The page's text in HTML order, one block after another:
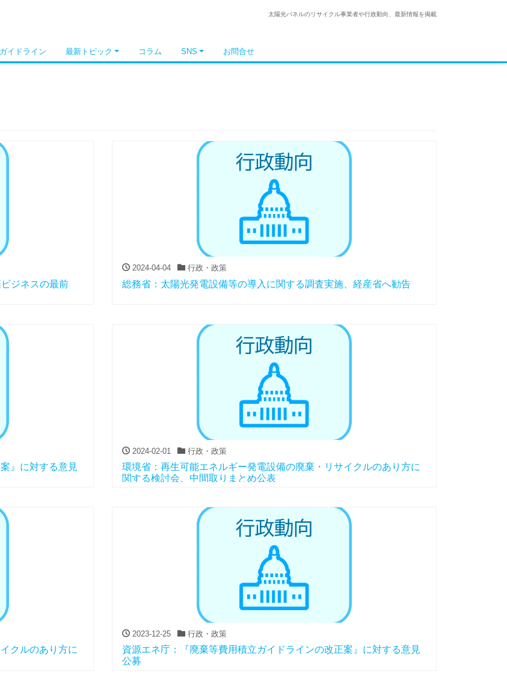
太陽光パネルのリサイクル事業者や行政動向、最新情報を掲載
イドライン 最新トピック コラム SNS お問合せ
ジネスの最前
2024-04-04 行政・政策
総務省：太陽光発電設備等の導入に関する調査実施、経産省へ勧告
』に対する意見
2024-02-01 行政・政策
環境省：再生可能エネルギー発電設備の廃棄・リサイクルのあり方に
関する検討会、中間取りまとめ公表
クルのあり方に
2023-12-25 行政・政策
資源エネ庁：『廃棄等費用積立ガイドラインの改正案』に対する意見
公募